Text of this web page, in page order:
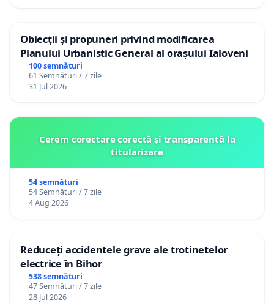
Obiecții și propuneri privind modificarea
Planului Urbanistic General al orașului Ialoveni
100 semnături
61 Semnături / 7 zile
31 Jul 2026
Cerem corectare corectă și transparentă la
titularizare
54 semnături
54 Semnături / 7 zile
4 Aug 2026
Reduceți accidentele grave ale trotinetelor
electrice în Bihor
538 semnături
47 Semnături / 7 zile
28 Jul 2026